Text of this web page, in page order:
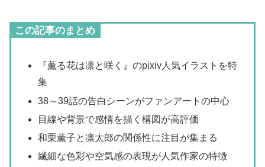
この記事のまとめ
『薫る花は凛と咲く』のpixiv人気イラストを特
集
38～39話の告白シーンがファンアートの中心
目線や背景で感情を描く構図が高評価
和栗薫子と凛太郎の関係性に注目が集まる
繊細な色彩や空気感の表現が人気作家の特徴